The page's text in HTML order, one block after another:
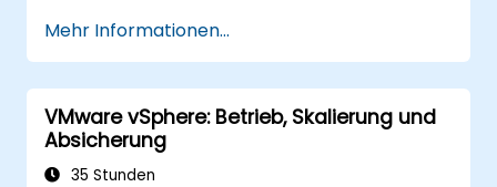
Mehr Informationen...
VMware vSphere: Betrieb, Skalierung und
Absicherung
35 Stunden